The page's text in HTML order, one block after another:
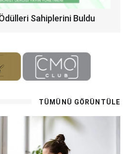
Sahiplerini Buldu
TÜMÜNÜ GÖRÜNTÜLE